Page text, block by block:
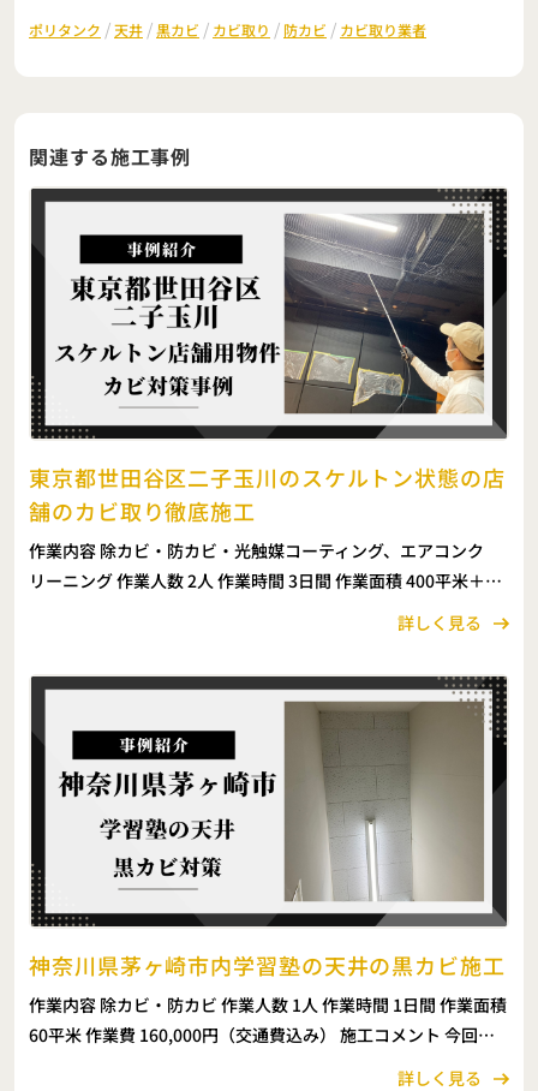
ポリタンク /天井 /黒カビ / カビ取り / 防カビ / カビ取り業者
関連する施工事例
東京都世田谷区二子玉川のスケルトン状態の店
舗のカビ取り徹底施工
作業内容 除カビ・防カビ・光触媒コーティング、エアコンク
リーニング 作業人数 2人 作業時間 3日間 作業面積 400平米＋
棚・工房机他10台（高所作業あり） 作業費 1,386,000円（交通
詳しく見る
神奈川県茅ヶ崎市内学習塾の天井の黒カビ施工
作業内容 除カビ・防カビ 作業人数 1人 作業時間 1日間 作業面積
60平米 作業費 160,000円（交通費込み） 施工コメント 今回の
施工は、神奈川県茅ヶ崎市内にある学習塾の天井部分に発生し
詳しく見る